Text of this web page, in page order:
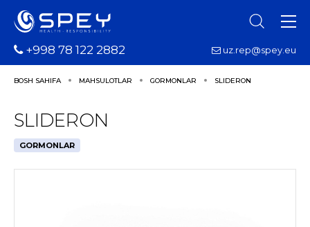
+998 78 122 2882 uz.rep@spey.eu
BOSH SAHIFA MAHSULOTLAR GORMONLAR SLIDERON
SLIDERON
GORMONLAR